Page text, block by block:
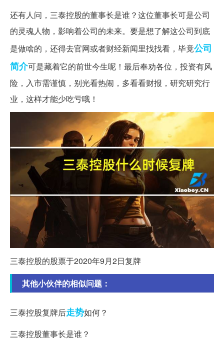
还有人问，三泰控股的董事长是谁？这位董事长可是公司
的灵魂人物，影响着公司的未来。要是想了解这公司到底
是做啥的，还得去官网或者财经新闻里找找看，毕竟公司
简介可是藏着它的前世今生呢！最后奉劝各位，投资有风
险，入市需谨慎，别光看热闹，多看看财报，研究研究行
业，这样才能少吃亏哦！
三泰控股的股票于2020年9月2日复牌
其他小伙伴的相似问题：
三泰控股复牌后走势如何？
三泰控股董事长是谁？